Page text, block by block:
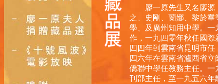
廖一原先生又名廖源，
之、史剛、蘭娜、黎於
學、及廣州知用中學。
作，一九四零年秋任國
四四年到雲南省昆明市
四六年在雲南省瀘西省
僑聯中學任教務主任。
刊部主任，至一九五六